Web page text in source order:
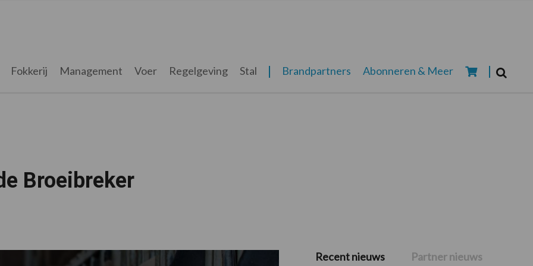
Fokkerij Management Voer Regelgeving Stal Brandpartners Abonneren & Meer
Broeibreker
Primaire
Recent nieuws Partner nieuws